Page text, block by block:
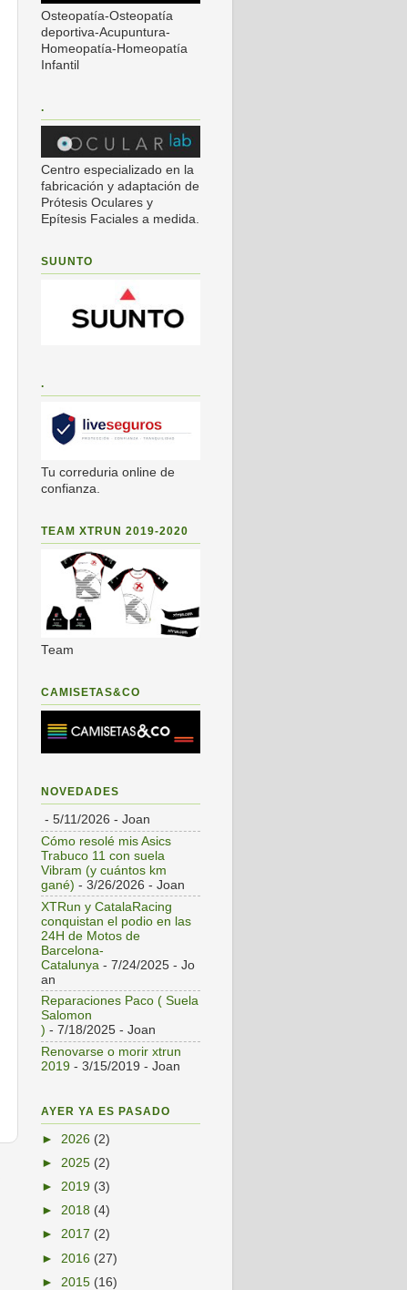
Osteopatía-Osteopatía
deportiva-Acupuntura-
Homeopatía-Homeopatía
Infantil
.
Centro especializado en la
fabricación y adaptación de
Prótesis Oculares y
Epítesis Faciales a medida.
SUUNTO
.
Tu correduria online de
confianza.
TEAM XTRUN 2019-2020
Team
CAMISETAS&CO
NOVEDADES
- 5/11/2026 - Joan
Cómo resolé mis Asics
Trabuco 11 con suela
Vibram (y cuántos km
gané) - 3/26/2026 - Joan
XTRun y CatalaRacing
conquistan el podio en las
24H de Motos de
Barcelona-
Catalunya - 7/24/2025 - Jo
an
Reparaciones Paco ( Suela
Salomon
) - 7/18/2025 - Joan
Renovarse o morir xtrun
2019 - 3/15/2019 - Joan
AYER YA ES PASADO
► 2026 (2)
► 2025 (2)
► 2019 (3)
► 2018 (4)
► 2017 (2)
► 2016 (27)
► 2015 (16)